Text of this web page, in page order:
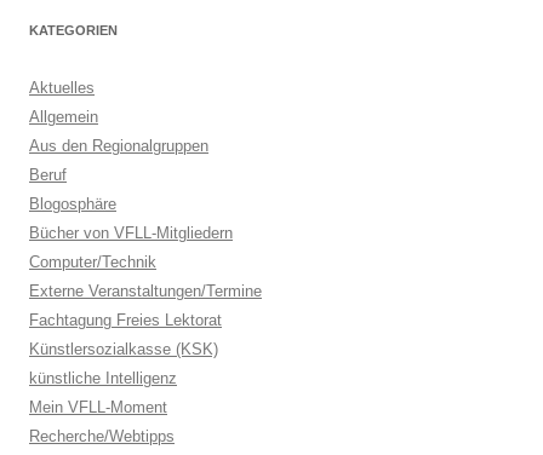
KATEGORIEN
Aktuelles
Allgemein
Aus den Regionalgruppen
Beruf
Blogosphäre
Bücher von VFLL-Mitgliedern
Computer/Technik
Externe Veranstaltungen/Termine
Fachtagung Freies Lektorat
Künstlersozialkasse (KSK)
künstliche Intelligenz
Mein VFLL-Moment
Recherche/Webtipps